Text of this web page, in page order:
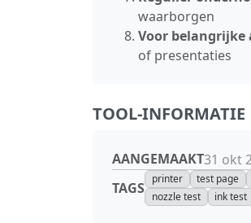
waarborgen
Voor belangrijke
of presentaties
TOOL-INFORMATIE
AANGEMAAKT31 okt
TAGS
printer test page
nozzle test
ink test